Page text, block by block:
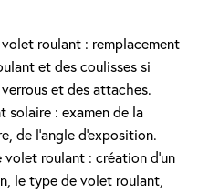
roulant : remplacement
et des coulisses si
et des attaches.
solaire : examen de la
de l'angle d'exposition.
volet roulant : création d'un
le type de volet roulant,